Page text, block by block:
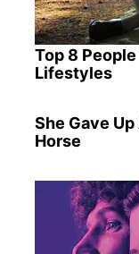
Top 8
Lifestyles
She Gave
Horse